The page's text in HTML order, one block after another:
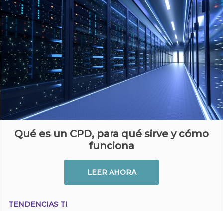
Qué es un CPD, para qué sirve y cómo
funciona
LEER AHORA
TENDENCIAS TI